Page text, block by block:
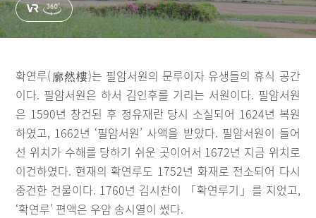
확연루(廓然樓)는 필암서원의 문루이자 유생들의 휴식 공간
이다. 필암서원은 하서 김인후를 기리는 서원이다. 필암서원
은 1590년 창건된 후 정유재란 당시 소실되어 1624년 복원
하였고, 1662년 ‘필암서원’ 사액을 받았다. 필암서원이 들어
선 위치가 수해를 당하기 쉬운 곳이어서 1672년 지금 위치로
이건하였다. 현재의 확연루도 1752년 화재로 전소되어 다시
중건한 건물이다. 1760년 김시찬이 「확연루기」를 지었고,
‘확연루’ 편액은 우암 송시열이 썼다.